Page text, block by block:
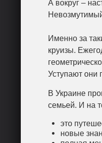
А вокруг –
Именно за
круизы.
Уступают они
В Украине
семьей. И на
это
новые